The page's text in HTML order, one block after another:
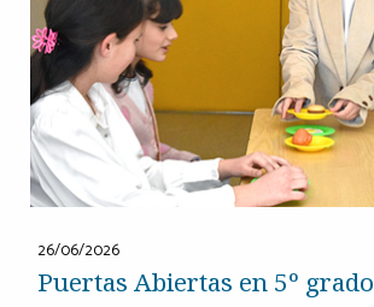
26/06/2026
Puertas Abiertas en 5º grado